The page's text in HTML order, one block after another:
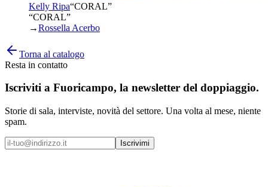
Kelly Ripa“CORAL”
“CORAL”
→Rossella Acerbo
Torna al catalogo
Resta in contatto
Iscriviti a Fuoricampo, la newsletter del doppiaggio.
Storie di sala, interviste, novità del settore. Una volta al mese, niente
spam.
Iscrivimi